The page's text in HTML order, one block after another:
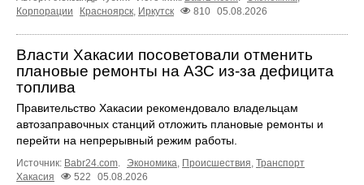
Корпорации
Красноярск, Иркутск 810 05.08.2026
Власти Хакасии посоветовали отменить
плановые ремонты на АЗС из-за дефицита
топлива
Правительство Хакасии рекомендовало владельцам
автозаправочных станций отложить плановые ремонты и
перейти на непрерывный режим работы.
Источник: Babr24.com. Экономика, Происшествия, Транспорт
Хакасия
522 05.08.2026